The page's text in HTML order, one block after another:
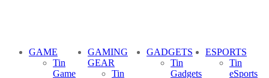
GAME
Tin
Game
GAMING
GEAR
Tin
GADGETS
Tin
Gadgets
ESPORTS
Tin
eSports